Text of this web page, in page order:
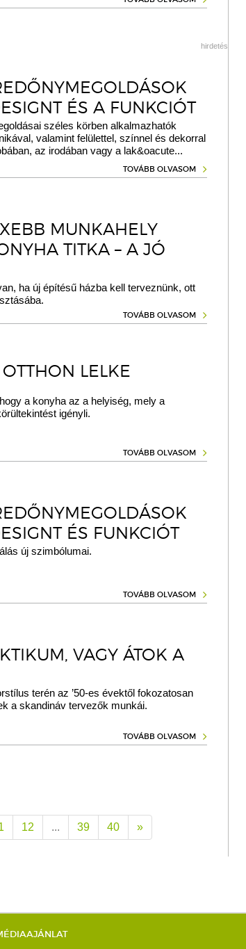
hirdetés
ÉS A FUNKCIÓT
széles körben alkalmazhatók
valamint felülettel, színnel és dekorral
az irodában vagy a lak&oacute...
TOVÁBB OLVASOM
MUNKAHELY
TITKA – A JÓ
ha új építésű házba kell terveznünk, ott
TOVÁBB OLVASOM
LELKE
a konyha az a helyiség, mely a
igényli.
TOVÁBB OLVASOM
ÉS FUNKCIÓT
új szimbólumai.
TOVÁBB OLVASOM
VAGY ÁTOK A
terén az ’50-es évektől fokozatosan
a skandináv tervezők munkái.
TOVÁBB OLVASOM
12 ... 39 40 »